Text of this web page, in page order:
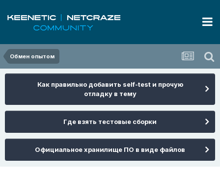
Обмен опытом
Как правильно добавить self-test и прочую
отладку в тему
Где взять тестовые сборки
Официальное хранилище ПО в виде файлов